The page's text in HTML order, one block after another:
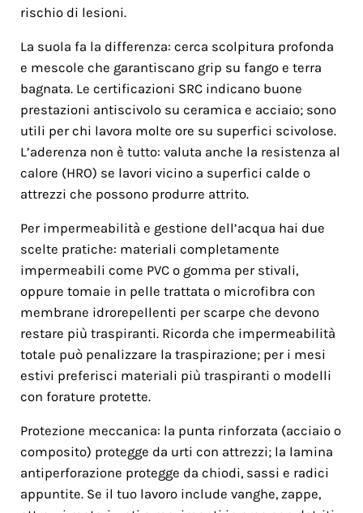
rischio di lesioni.
La suola fa la differenza: cerca scolpitura profonda
e mescole che garantiscano grip su fango e terra
bagnata. Le certificazioni SRC indicano buone
prestazioni antiscivolo su ceramica e acciaio; sono
utili per chi lavora molte ore su superfici scivolose.
L’aderenza non è tutto: valuta anche la resistenza al
calore (HRO) se lavori vicino a superfici calde o
attrezzi che possono produrre attrito.
Per impermeabilità e gestione dell’acqua hai due
scelte pratiche: materiali completamente
impermeabili come PVC o gomma per stivali,
oppure tomaie in pelle trattata o microfibra con
membrane idrorepellenti per scarpe che devono
restare più traspiranti. Ricorda che impermeabilità
totale può penalizzare la traspirazione; per i mesi
estivi preferisci materiali più traspiranti o modelli
con forature protette.
Protezione meccanica: la punta rinforzata (acciaio o
composito) protegge da urti con attrezzi; la lamina
antiperforazione protegge da chiodi, sassi e radici
appuntite. Se il tuo lavoro include vanghe, zappe,